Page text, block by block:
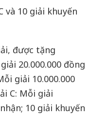
và 10 giải khuyến
được tặng
20.000.000 đồng
giải 10.000.000
C: Mỗi giải
10 giải khuyến